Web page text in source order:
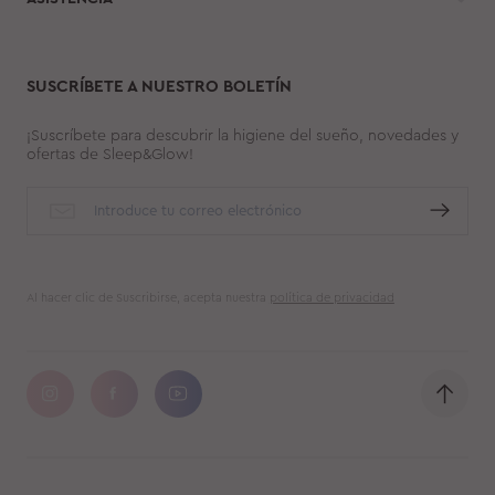
SUSCRÍBETE A NUESTRO BOLETÍN
¡Suscríbete para descubrir la higiene del sueño, novedades y
ofertas de Sleep&Glow!
Al hacer clic de Suscribirse, acepta nuestra política de privacidad